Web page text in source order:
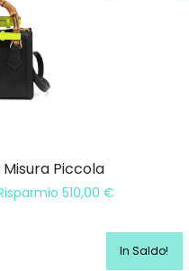
Piccola
510,00 €
In Saldo!